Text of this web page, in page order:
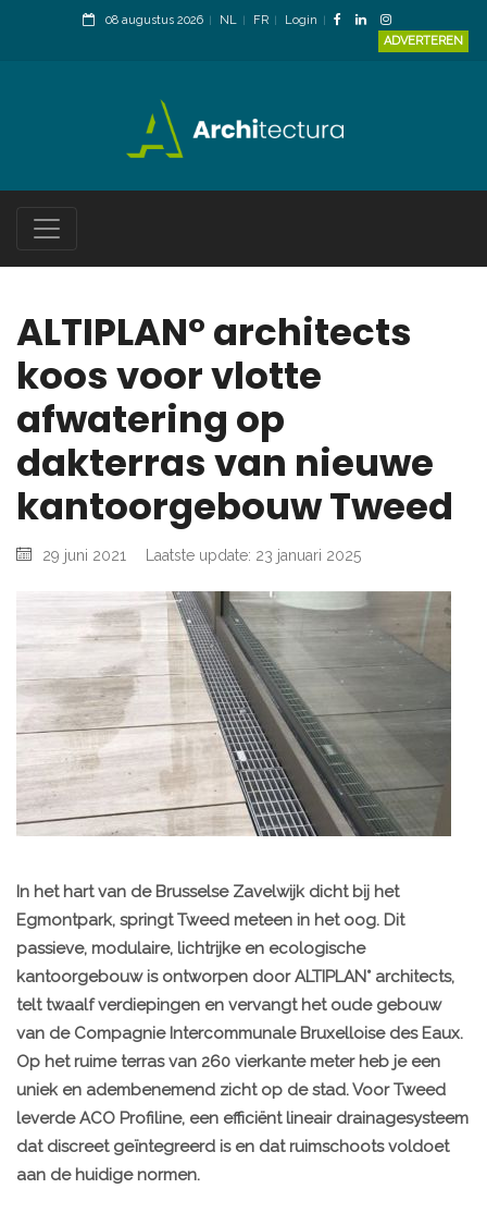
08 augustus 2026 NL FR
Login
ADVERTEREN
ALTIPLAN° architects
koos voor vlotte
afwatering op
dakterras van nieuwe
kantoorgebouw Tweed
29 juni 2021 Laatste update: 23 januari 2025
In het hart van de Brusselse Zavelwijk dicht bij het
Egmontpark, springt Tweed meteen in het oog. Dit
passieve, modulaire, lichtrijke en ecologische
kantoorgebouw is ontworpen door ALTIPLAN° architects,
telt twaalf verdiepingen en vervangt het oude gebouw
van de Compagnie Intercommunale Bruxelloise des Eaux.
Op het ruime terras van 260 vierkante meter heb je een
uniek en adembenemend zicht op de stad. Voor Tweed
leverde ACO Profiline, een efficiënt lineair drainagesysteem
dat discreet geïntegreerd is en dat ruimschoots voldoet
aan de huidige normen.